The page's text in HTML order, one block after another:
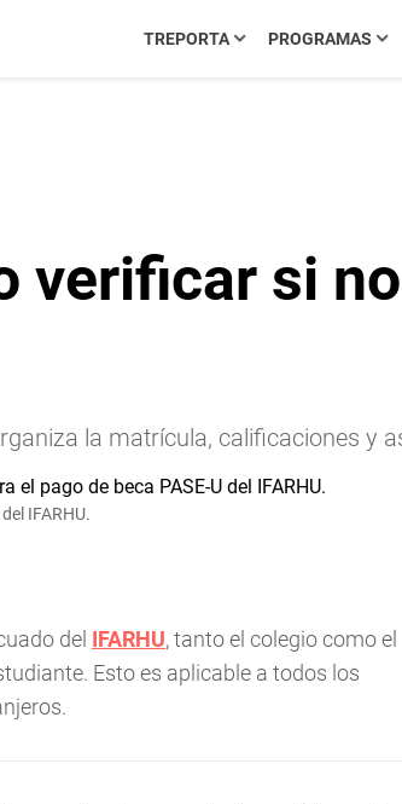
TREPORTA PROGRAMAS
verificar si
la matrícula, calificaciones y
IFARHU.
del IFARHU, tanto el colegio como el
Esto es aplicable a todos los